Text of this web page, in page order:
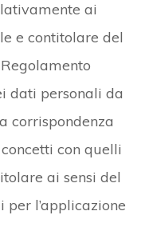
ai
e contitolare del
dati personali da
corrispondenza
con quelli
ai sensi del
per l’applicazione